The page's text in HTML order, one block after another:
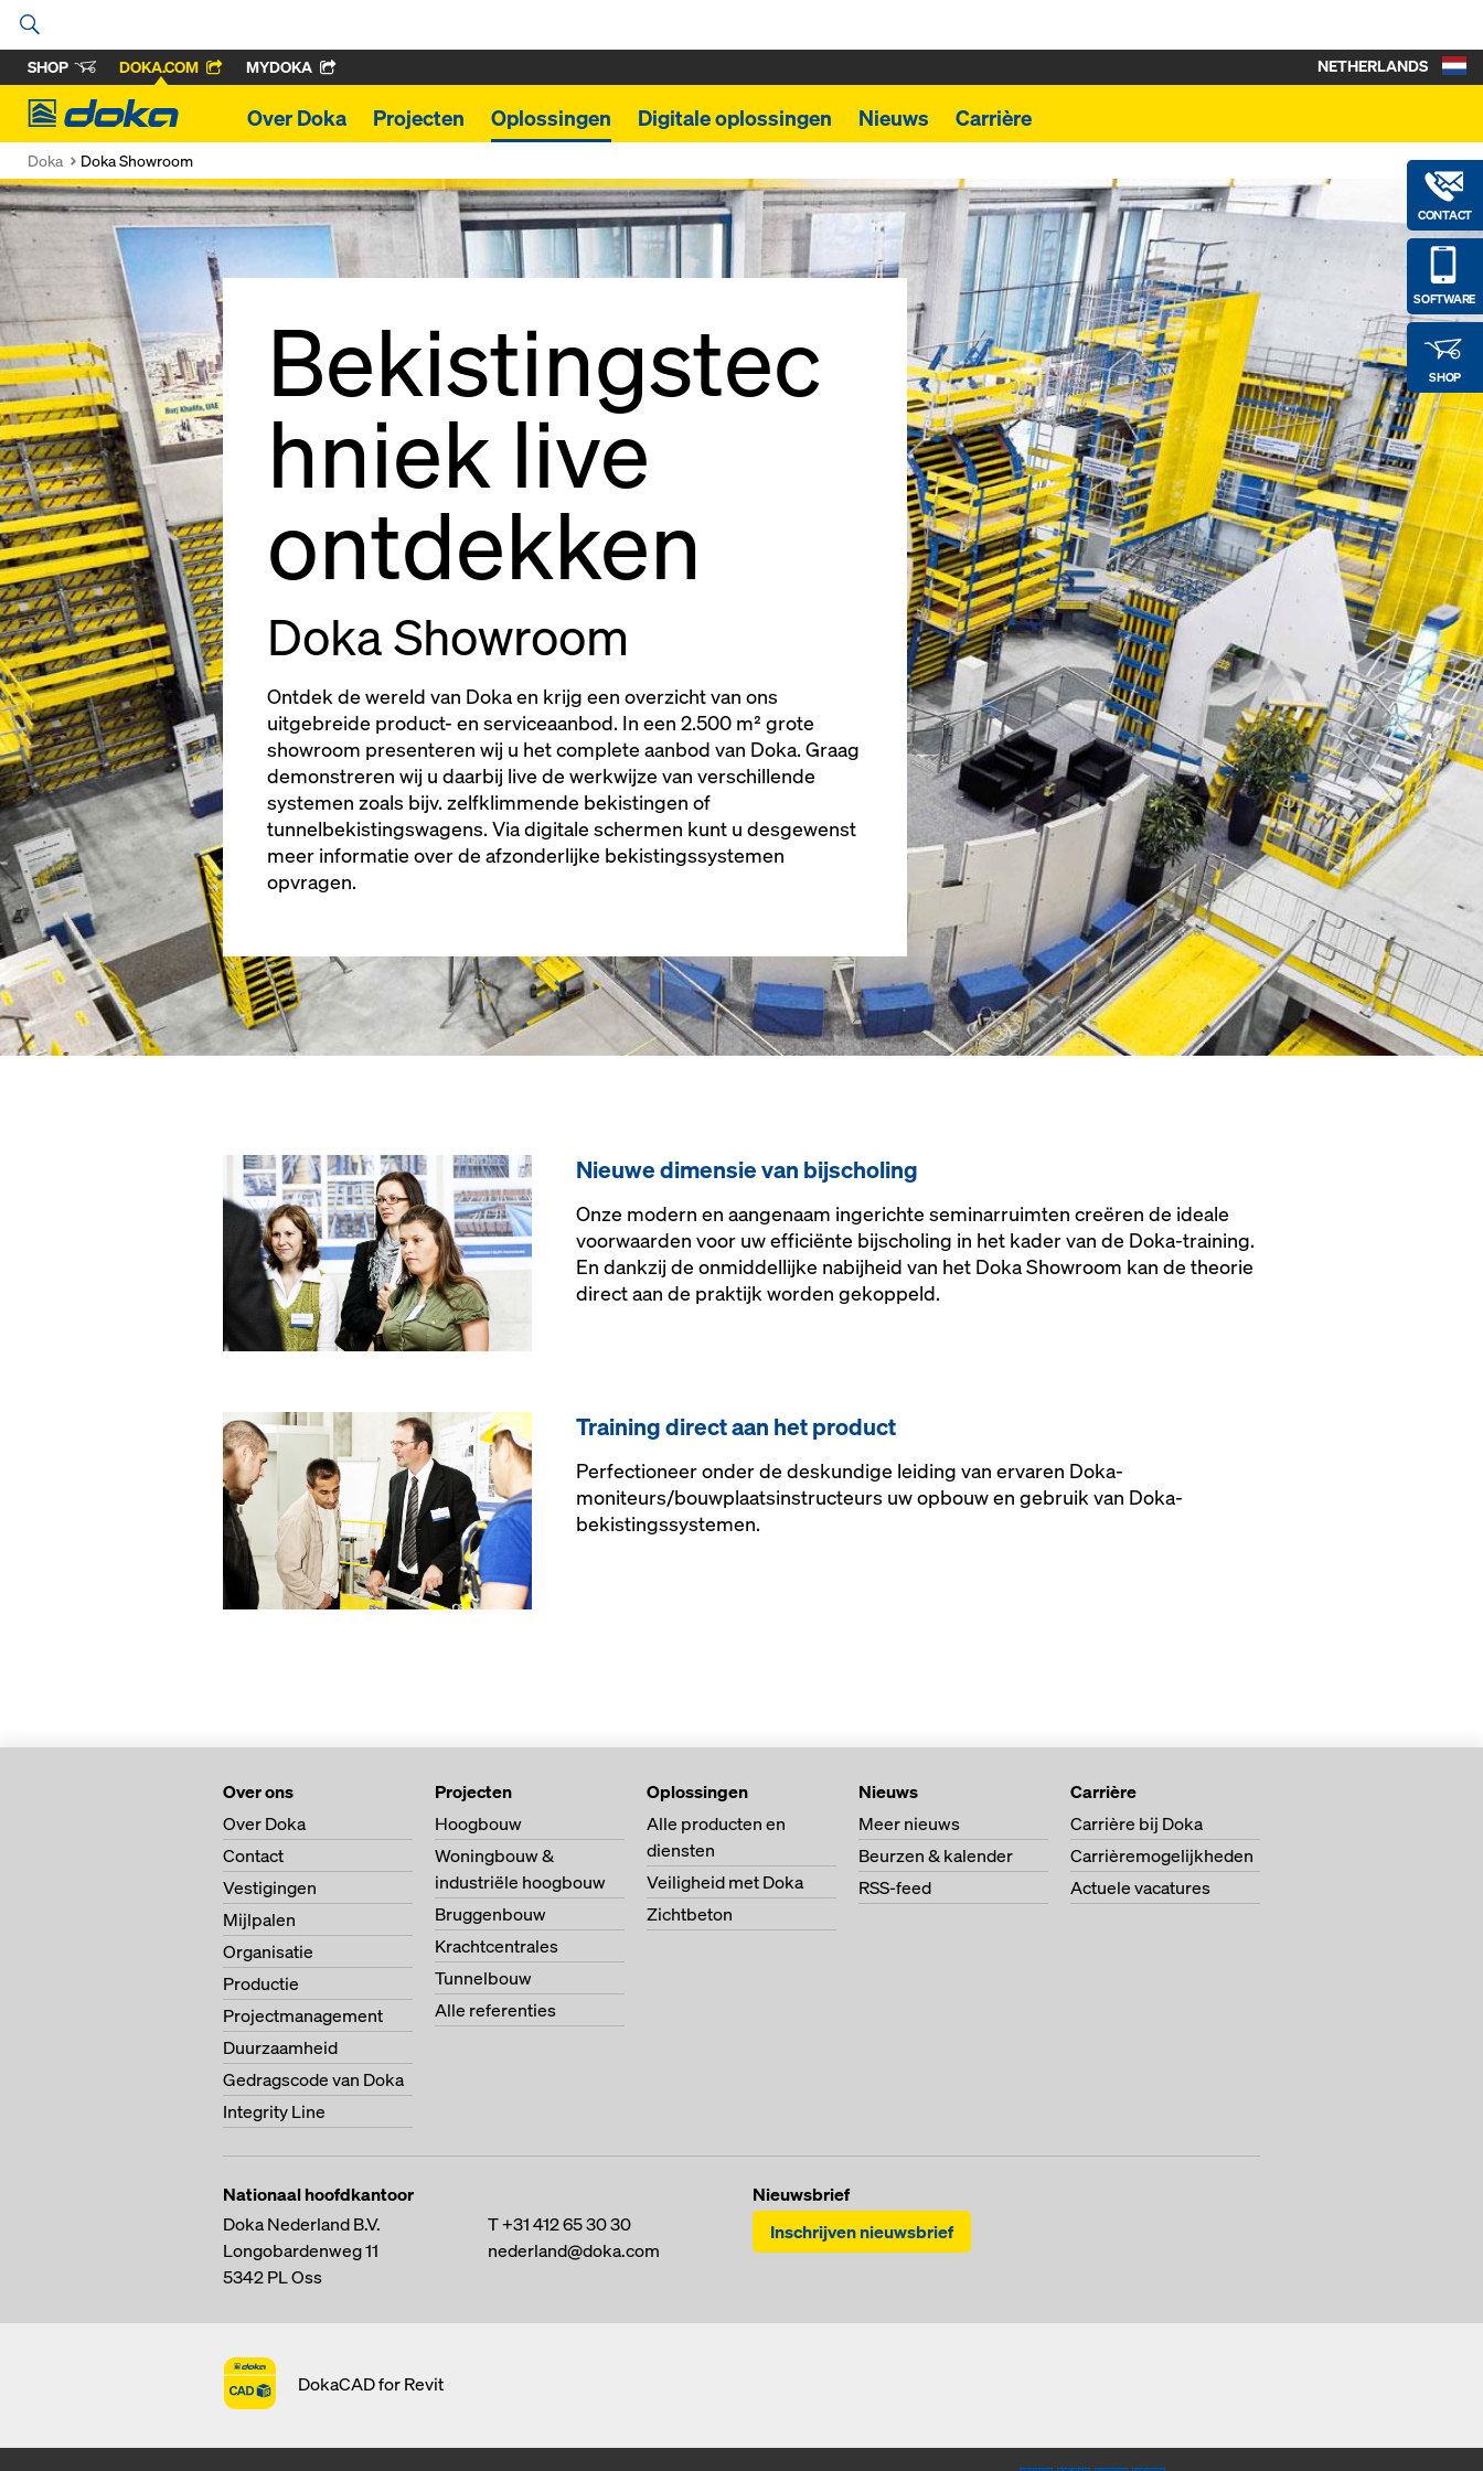
SHOP DOKA.COM MYDOKA
Doka
Over Doka Projecten Oplossingen Digitale oplossingen Nieuws Carrière
CONTACT
SOFTWARE
SHOP
NETHERLANDS
Doka Doka Showroom
Bekistingstec
hniek live
ontdekken
Doka Showroom
Ontdek de wereld van Doka en krijg een overzicht van ons
uitgebreide product- en serviceaanbod. In een 2.500 m² grote
showroom presenteren wij u het complete aanbod van Doka. Graag
demonstreren wij u daarbij live de werkwijze van verschillende
systemen zoals bijv. zelfklimmende bekistingen of
tunnelbekistingswagens. Via digitale schermen kunt u desgewenst
meer informatie over de afzonderlijke bekistingssystemen
opvragen.
Nieuwe dimensie van bijscholing
Onze modern en aangenaam ingerichte seminarruimten creëren de ideale
voorwaarden voor uw efficiënte bijscholing in het kader van de Doka-training.
En dankzij de onmiddellijke nabijheid van het Doka Showroom kan de theorie
direct aan de praktijk worden gekoppeld.
Training direct aan het product
Perfectioneer onder de deskundige leiding van ervaren Doka-
moniteurs/bouwplaatsinstructeurs uw opbouw en gebruik van Doka-
bekistingssystemen.
Over ons
Over Doka
Contact
Vestigingen
Mijlpalen
Organisatie
Productie
Projectmanagement
Duurzaamheid
Gedragscode van Doka
Integrity Line
Projecten
Hoogbouw
Woningbouw &
industriële hoogbouw
Bruggenbouw
Krachtcentrales
Tunnelbouw
Alle referenties
Oplossingen
Alle producten en
diensten
Veiligheid met Doka
Zichtbeton
Nieuws
Meer nieuws
Beurzen & kalender
RSS-feed
Carrière
Carrière bij Doka
Carrièremogelijkheden
Actuele vacatures
Nationaal hoofdkantoor
Doka Nederland B.V.
Longobardenweg 11
5342 PLOss
T+31 412 65 30 30
nederland@doka.com
Nieuwsbrief
Inschrijven nieuwsbrief
DokaCAD for Revit